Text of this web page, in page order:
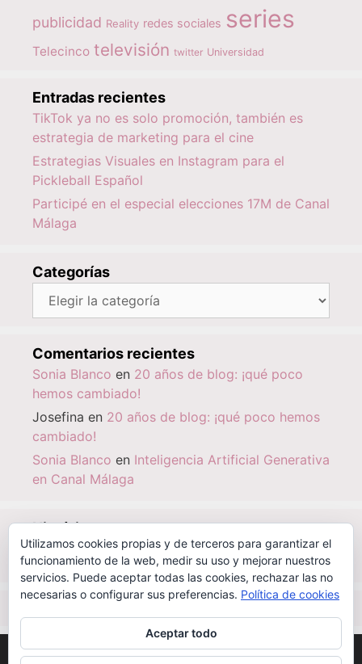
publicidad Reality redes sociales series
Telecinco televisión twitter Universidad
Entradas recientes
TikTok ya no es solo promoción, también es
estrategia de marketing para el cine
Estrategias Visuales en Instagram para el
Pickleball Español
Participé en el especial elecciones 17M de Canal
Málaga
Categorías
Comentarios recientes
Sonia Blanco en 20 años de blog: ¡qué poco
hemos cambiado!
Josefina en 20 años de blog: ¡qué poco hemos
cambiado!
Sonia Blanco en Inteligencia Artificial Generativa
en Canal Málaga
Histórico
Histórico
Utilizamos cookies propias y de terceros para garantizar el
funcionamiento de la web, medir su uso y mejorar nuestros
servicios. Puede aceptar todas las cookies, rechazar las no
necesarias o configurar sus preferencias. Política de cookies
Aceptar todo